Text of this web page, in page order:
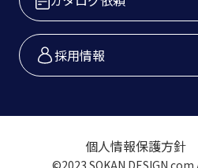
採用情報
個人情報保護方針